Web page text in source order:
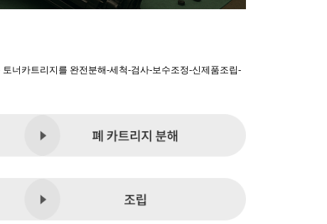
너카트리지를 완전분해-세척-검사-보수조정-신제품조립-